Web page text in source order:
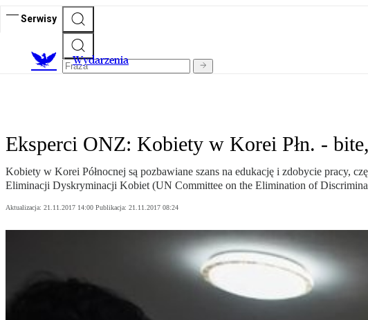
Serwisy
Wydarzenia
Eksperci ONZ: Kobiety w Korei Płn. -
Kobiety w Korei Północnej są pozbawiane szans na edukację i zdobycie pracy,
Eliminacji Dyskryminacji Kobiet (UN Committee on the Elimination of
Aktualizacja: 21.11.2017 14:00 Publikacja: 21.11.2017 08:24